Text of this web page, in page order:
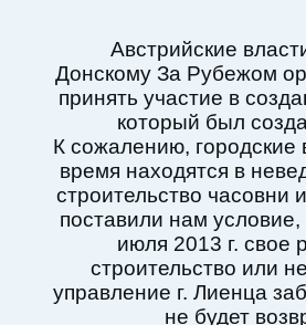
Австрийские
Донскому За Рубежом
принять участие в
который был
К сожалению, городские
время находятся в
строительство часовни
поставили нам
июля 2013 г.
строительство или
управление г. Лиенца
не будет